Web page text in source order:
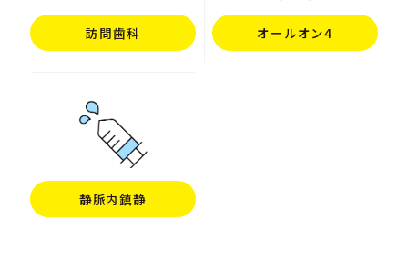
訪問歯科 オールオン4
静脈内鎮静